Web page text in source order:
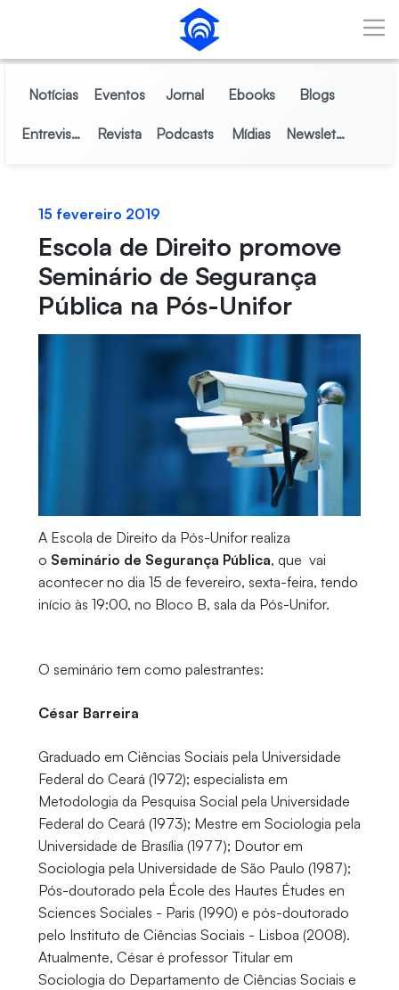
Pular para o Conteúdo principal
Notícias Eventos Jornal Ebooks Blogs
Entrevistas Revista Podcasts Mídias Newsletter
15 fevereiro 2019
Escola de Direito promove
Seminário de Segurança
Pública na Pós-Unifor
A Escola de Direito da Pós-Unifor realiza
o Seminário de Segurança Pública, que vai
acontecer no dia 15 de fevereiro, sexta-feira, tendo
início às 19:00, no Bloco B, sala da Pós-Unifor.
O seminário tem como palestrantes:
César Barreira
Graduado em Ciências Sociais pela Universidade
Federal do Ceará (1972); especialista em
Metodologia da Pesquisa Social pela Universidade
Federal do Ceará (1973); Mestre em Sociologia pela
Universidade de Brasília (1977); Doutor em
Sociologia pela Universidade de São Paulo (1987);
Pós-doutorado pela École des Hautes Études en
Sciences Sociales - Paris (1990) e pós-doutorado
pelo Instituto de Ciências Sociais - Lisboa (2008).
Atualmente, César é professor Titular em
Sociologia do Departamento de Ciências Sociais e